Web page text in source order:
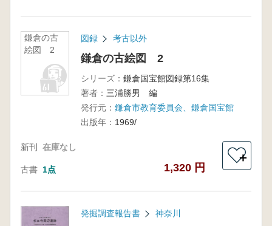
鎌倉の古
絵図 2
図録 考古以外
鎌倉の古絵図 2
シリーズ： 鎌倉国宝館図録第16集
著者： 三浦勝男 編
発行元： 鎌倉市教育委員会、鎌倉国宝館
出版年： 1969/
新刊 在庫なし
古書 1点 1,320 円
＋
発掘調査報告書 神奈川